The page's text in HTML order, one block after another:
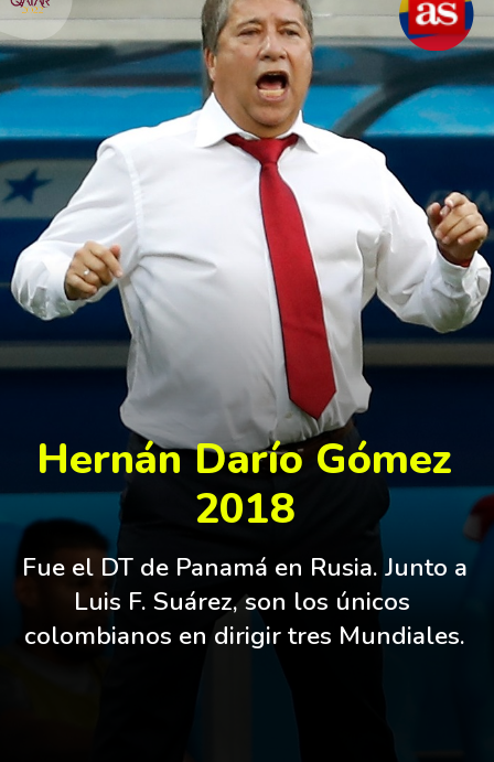
Fue el DT de Panamá en Rusia. Junto a
Luis F. Suárez, son los únicos
colombianos en dirigir tres Mundiales.
Hernán Darío Gómez
2018